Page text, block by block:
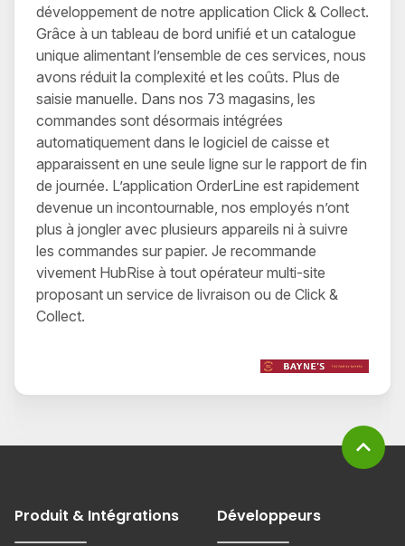
développement de notre application Click & Collect.
Grâce à un tableau de bord unifié et un catalogue
unique alimentant l’ensemble de ces services, nous
avons réduit la complexité et les coûts. Plus de
saisie manuelle. Dans nos 73 magasins, les
commandes sont désormais intégrées
automatiquement dans le logiciel de caisse et
apparaissent en une seule ligne sur le rapport de fin
de journée. L’application OrderLine est rapidement
devenue un incontournable, nos employés n’ont
plus à jongler avec plusieurs appareils ni à suivre
les commandes sur papier. Je recommande
vivement HubRise à tout opérateur multi-site
proposant un service de livraison ou de Click &
Collect.
Produit & Intégrations Développeurs
expand_less